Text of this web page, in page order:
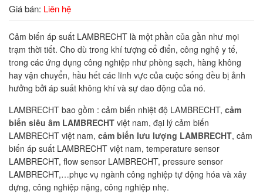
Giá bán: Liên hệ
Cảm biến áp suất LAMBRECHT là một phần của gần như mọi
trạm thời tiết. Cho dù trong khí tượng cổ điển, công nghệ y tế,
trong các ứng dụng công nghiệp như phòng sạch, hàng không
hay vận chuyển, hầu hết các lĩnh vực của cuộc sống đều bị ảnh
hưởng bởi áp suất không khí và sự dao động của nó.
LAMBRECHT bao gồm : cảm biến nhiệt độ LAMBRECHT, cảm
biến siêu âm LAMBRECHT việt nam, đại lý cảm biến
LAMBRECHT việt nam, cảm biến lưu lượng LAMBRECHT, cảm
biến áp suất LAMBRECHT việt nam, temperature sensor
LAMBRECHT, flow sensor LAMBRECHT, pressure sensor
LAMBRECHT,…phục vụ ngành công nghiệp tự động hóa và xây
dựng, công nghiệp nặng, công nghiệp nhẹ.